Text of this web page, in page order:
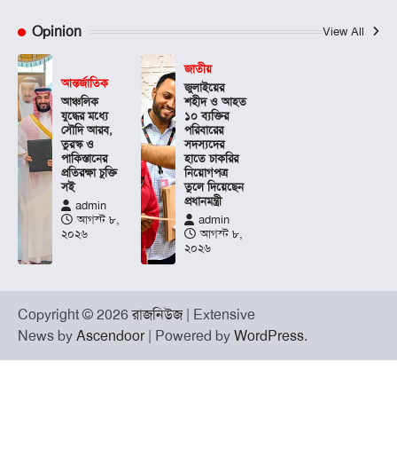
Opinion View All
আন্তর্জাতিক
আঞ্চলিক
যুদ্ধের মধ্যে
সৌদি আরব,
তুরস্ক ও
পাকিস্তানের
প্রতিরক্ষা চুক্তি
সই
admin
আগস্ট ৮,
২০২৬
জাতীয়
জুলাইয়ের
শহীদ ও আহত
১০ ব্যক্তির
পরিবারের
সদস্যদের
হাতে চাকরির
নিয়োগপত্র
তুলে দিয়েছেন
প্রধানমন্ত্রী
admin
আগস্ট ৮,
২০২৬
Copyright © 2026রাজনিউজ| Extensive
News by Ascendoor| Powered by WordPress.